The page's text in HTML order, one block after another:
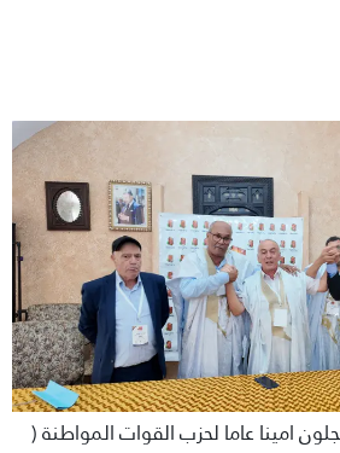
امينا عاما لحزب القوات المواطنة (